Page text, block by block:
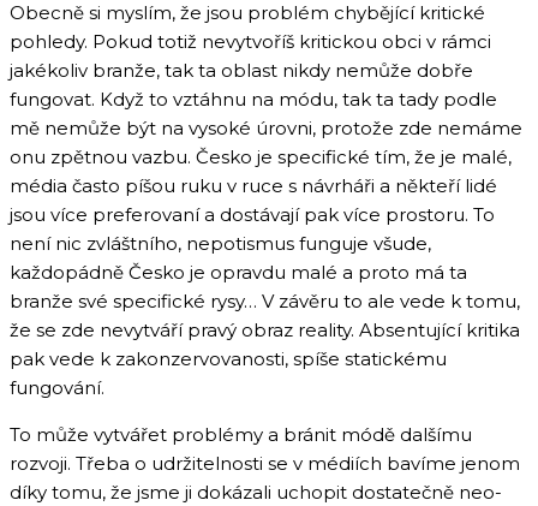
Obecně si myslím, že jsou problém chybějící kritické
pohledy. Pokud totiž nevytvoříš kritickou obci v rámci
jakékoliv branže, tak ta oblast nikdy nemůže dobře
fungovat. Když to vztáhnu na módu, tak ta tady podle
mě nemůže být na vysoké úrovni, protože zde nemáme
onu zpětnou vazbu. Česko je specifické tím, že je malé,
média často píšou ruku v ruce s návrháři a někteří lidé
jsou více preferovaní a dostávají pak více prostoru. To
není nic zvláštního, nepotismus funguje všude,
každopádně Česko je opravdu malé a proto má ta
branže své specifické rysy… V závěru to ale vede k tomu,
že se zde nevytváří pravý obraz reality. Absentující kritika
pak vede k zakonzervovanosti, spíše statickému
fungování.
To může vytvářet problémy a bránit módě dalšímu
rozvoji. Třeba o udržitelnosti se v médiích bavíme jenom
díky tomu, že jsme ji dokázali uchopit dostatečně neo-